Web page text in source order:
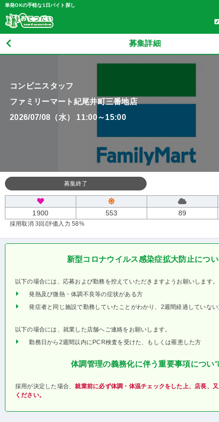
単発OKの手軽な1日バイト探し
募集詳細
コンビニスタッフ
ファミリーマート紀尾井町三番地店
2026/07/08（水） 11:00～15:00
募集終了
1900 553 89
採用取消 3回 /評価入力 58%
新型コロナウイルス感染症拡大防止につ
以下の場合には、応募および勤務を控えていただきますようお願いします。
発熱及び微熱・体調不良等の症状がある方
発症者と同じ施設で勤務していたことがわかり、2週間経過していな
以下の場合には、就業した店舗へご連絡をお願いします。
勤務日から2週間以内にPCR検査を受けた、もしくは罹患した方
体調管理の義務化に伴う重要事項につい
採用が決定した場合、就業前に必ず体調・体温チェックをした上、店長、
ください。